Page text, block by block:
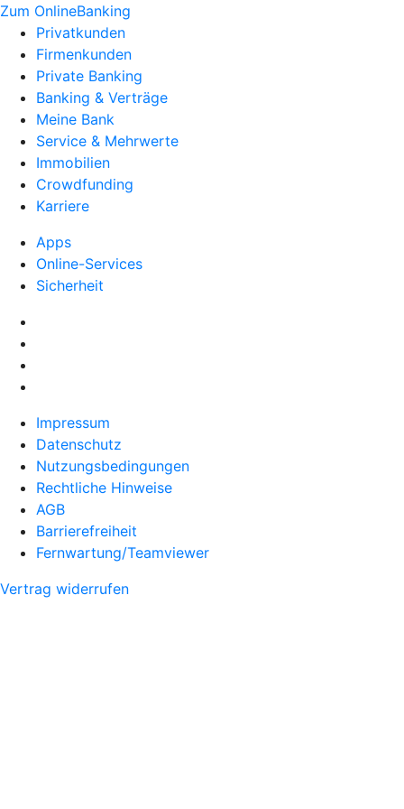
Zum OnlineBanking
Privatkunden
Firmenkunden
Private Banking
Banking & Verträge
Meine Bank
Service & Mehrwerte
Immobilien
Crowdfunding
Karriere
Apps
Online-Services
Sicherheit
Impressum
Datenschutz
Nutzungsbedingungen
Rechtliche Hinweise
AGB
Barrierefreiheit
Fernwartung/Teamviewer
Vertrag widerrufen